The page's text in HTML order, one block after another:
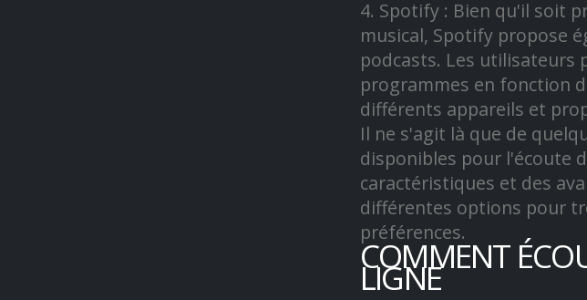
4. Spotify : Bien qu'il soit
musical, Spotify propose
podcasts. Les utilisateurs
programmes en fonction
différents appareils et
Il ne s'agit là que de
disponibles pour l'écoute
caractéristiques et des
différentes options pour
préférences.
COMMENT
LIGNE